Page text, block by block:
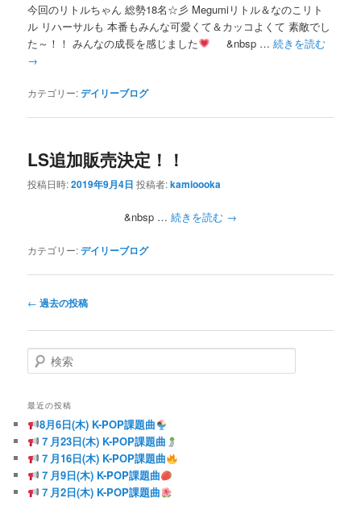
今回のリトルちゃん 総勢18名☆彡 Megumiリトル＆なのこリト
ル リハーサルも 本番もみんな可愛くて＆カッコよくて 素敵でし
た～！！ みんなの成長を感じました
&nbsp … 続きを読む
→
カテゴリー:デイリーブログ
LS追加販売決定！！
投稿日時:2019年9月4日 投稿者:kamioooka
&nbsp …続きを読む →
カテゴリー:デイリーブログ
投
ナ
ビ
ゲ
シ
ョ
ン
← 過去の投稿
検
索
最近の投稿
8月6日(木) K-POP課題曲
７月23日(木) K-POP課題曲
７月16日(木) K-POP課題曲
７月9日(木) K-POP課題曲
７月2日(木) K-POP課題曲